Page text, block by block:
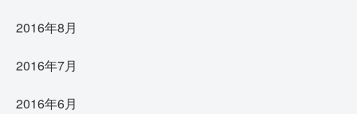
2016年8月
2016年7月
2016年6月